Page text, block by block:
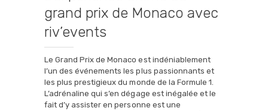
grand prix de Monaco avec
riv’events
Le Grand Prix de Monaco est indéniablement
l’un des événements les plus passionnants et
les plus prestigieux du monde de la Formule 1.
L’adrénaline qui s’en dégage est inégalée et le
fait d’y assister en personne est une